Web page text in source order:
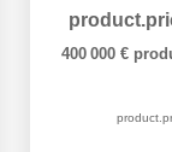
400 000 €